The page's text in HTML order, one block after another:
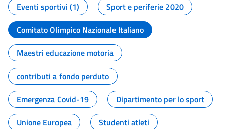
Eventi sportivi (1)
Sport e periferie 2020
Comitato Olimpico Nazionale Italiano
Maestri educazione motoria
contributi a fondo perduto
Emergenza Covid-19
Dipartimento per lo sport
Unione Europea
Studenti atleti